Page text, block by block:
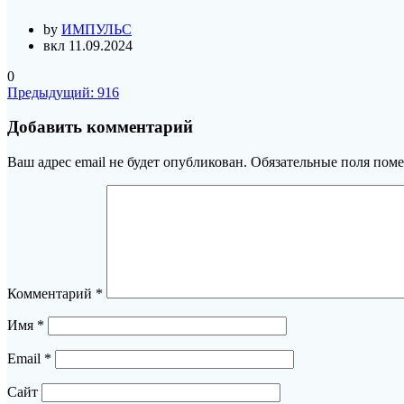
by ИМПУЛЬС
вкл 11.09.2024
0
Навигация
по
записям
Предыдущий: Предыдущая
916
Добавить комментарий
Ваш адрес email не будет опубликован. Обязательные поля
Комментарий *
Имя *
Email *
Сайт